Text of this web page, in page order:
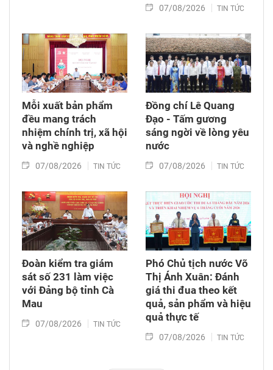
07/08/2026 TIN TỨC
Mỗi xuất bản phẩm
đều mang trách
nhiệm chính trị, xã hội
và nghề nghiệp
07/08/2026 TIN TỨC
Đồng chí Lê Quang
Đạo - Tấm gương
sáng ngời về lòng yêu
nước
07/08/2026 TIN TỨC
Đoàn kiểm tra giám
sát số 231 làm việc
với Đảng bộ tỉnh Cà
Mau
07/08/2026 TIN TỨC
Phó Chủ tịch nước Võ
Thị Ánh Xuân: Đánh
giá thi đua theo kết
quả, sản phẩm và hiệu
quả thực tế
07/08/2026 TIN TỨC